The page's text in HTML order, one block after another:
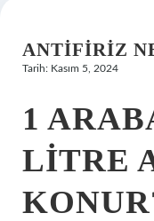
Hakkımızda
ANTIFIRIZ
Tarih: Kasım 5, 2024
1
LITRE